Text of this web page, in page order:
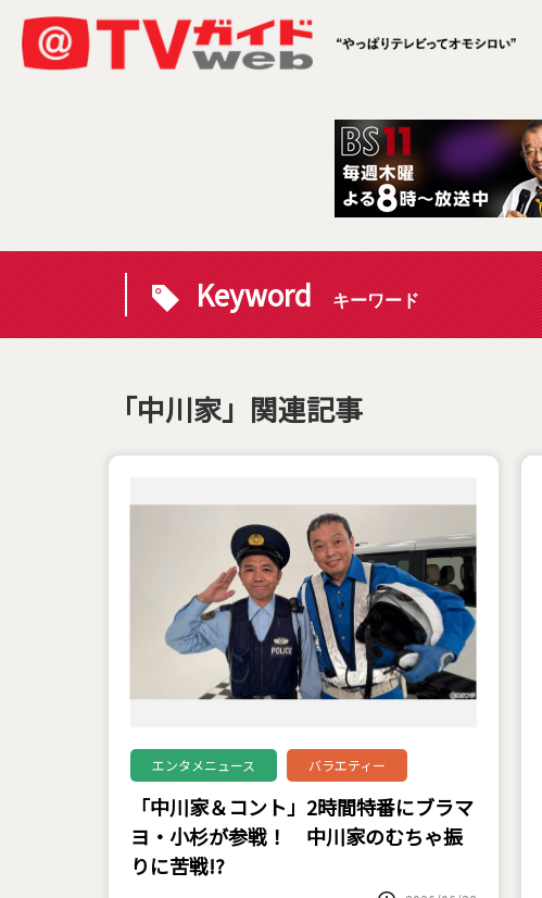
Keyword キーワード
「中川家」関連記事
エンタメニュース バラエティー
「中川家＆コント」2時間特番にブラマ
ヨ・小杉が参戦！ 中川家のむちゃ振
りに苦戦!?